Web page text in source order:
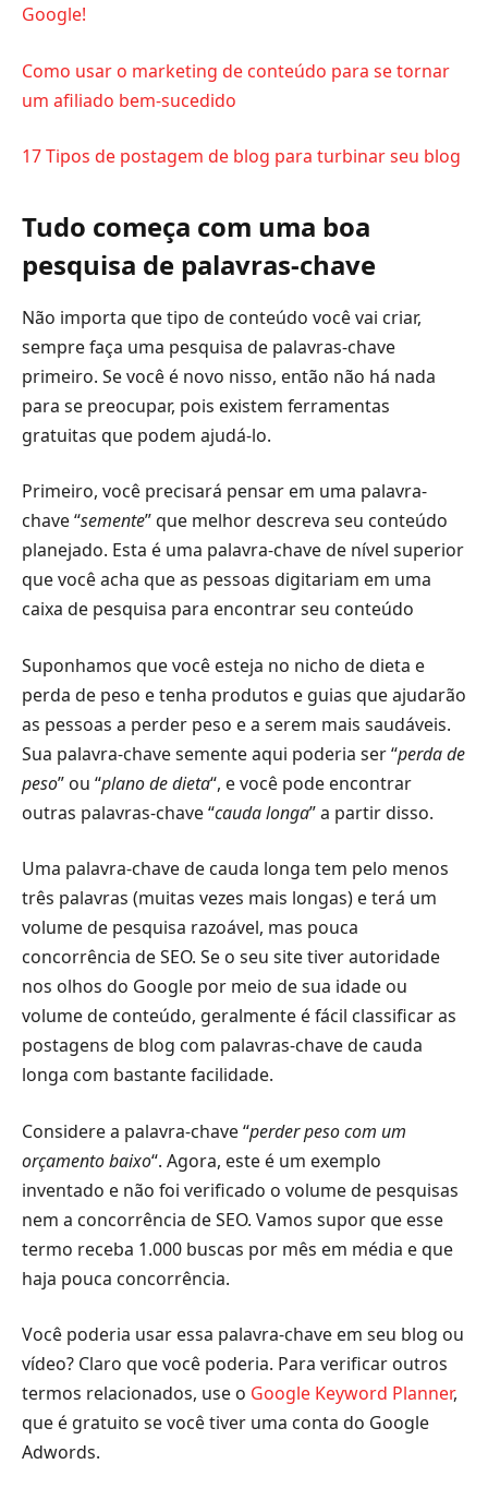
Google!
Como usar o marketing de conteúdo para se tornar
um afiliado bem-sucedido
17 Tipos de postagem de blog para turbinar seu blog
Tudo começa com uma boa
pesquisa de palavras-chave
Não importa que tipo de conteúdo você vai criar,
sempre faça uma pesquisa de palavras-chave
primeiro. Se você é novo nisso, então não há nada
para se preocupar, pois existem ferramentas
gratuitas que podem ajudá-lo.
Primeiro, você precisará pensar em uma palavra-
chave “semente” que melhor descreva seu conteúdo
planejado. Esta é uma palavra-chave de nível superior
que você acha que as pessoas digitariam em uma
caixa de pesquisa para encontrar seu conteúdo
Suponhamos que você esteja no nicho de dieta e
perda de peso e tenha produtos e guias que ajudarão
as pessoas a perder peso e a serem mais saudáveis.
Sua palavra-chave semente aqui poderia ser “perda de
peso” ou “plano de dieta“, e você pode encontrar
outras palavras-chave “cauda longa” a partir disso.
Uma palavra-chave de cauda longa tem pelo menos
três palavras (muitas vezes mais longas) e terá um
volume de pesquisa razoável, mas pouca
concorrência de SEO. Se o seu site tiver autoridade
nos olhos do Google por meio de sua idade ou
volume de conteúdo, geralmente é fácil classificar as
postagens de blog com palavras-chave de cauda
longa com bastante facilidade.
Considere a palavra-chave “perder peso com um
orçamento baixo“. Agora, este é um exemplo
inventado e não foi verificado o volume de pesquisas
nem a concorrência de SEO. Vamos supor que esse
termo receba 1.000 buscas por mês em média e que
haja pouca concorrência.
Você poderia usar essa palavra-chave em seu blog ou
vídeo? Claro que você poderia. Para verificar outros
termos relacionados, use o Google Keyword Planner,
que é gratuito se você tiver uma conta do Google
Adwords.